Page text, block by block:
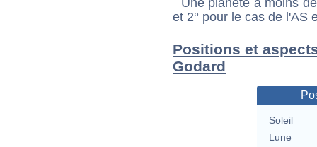
et 2° pour le cas de l'AS
Positions et
Godard
Soleil
Lune